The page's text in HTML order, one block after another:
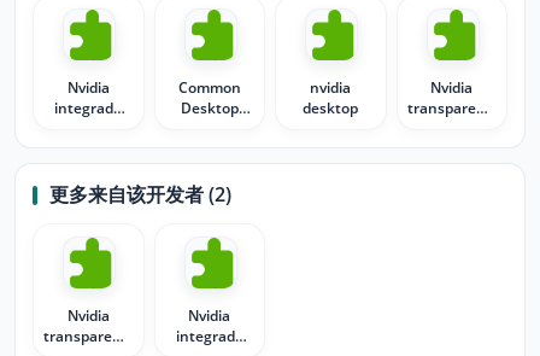
Nvidia
integrado
Desktop
Common
Desktop
nvidia
desktop
Nvidia
transparencia
wallpaper
更多来自该开发者 (2)
Nvidia
transparencia
Nvidia
integrado